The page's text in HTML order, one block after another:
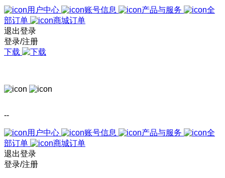
用户中心 账号信息 产品与服务
全
部订单
商城订单
退出登录
登录/注册
下载
--
用户中心 账号信息 产品与服务
全
部订单
商城订单
退出登录
登录/注册